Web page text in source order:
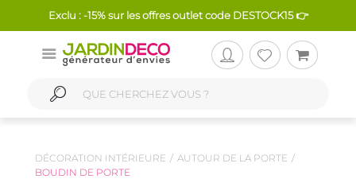
Exclu : -15% sur les offres outlet code DESTOCK15 👉
DÉCORATION INTÉRIEURE
AUTOUR DE LA PORTE
BOUDIN DE PORTE